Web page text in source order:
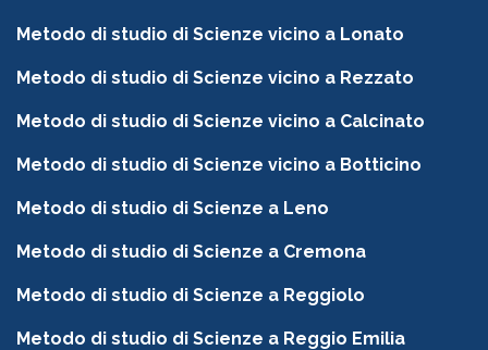
Metodo di studio di Scienze vicino a Lonato
Metodo di studio di Scienze vicino a Rezzato
Metodo di studio di Scienze vicino a Calcinato
Metodo di studio di Scienze vicino a Botticino
Metodo di studio di Scienze a Leno
Metodo di studio di Scienze a Cremona
Metodo di studio di Scienze a Reggiolo
Metodo di studio di Scienze a Reggio Emilia